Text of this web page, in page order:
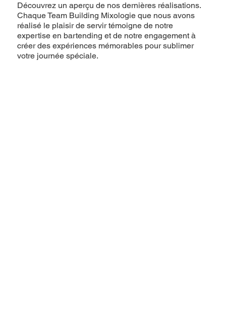
Découvrez un aperçu de nos dernières réalisations.
Chaque Team Building Mixologie que nous avons
réalisé le plaisir de servir témoigne de notre
expertise en bartending et de notre engagement à
créer des expériences mémorables pour sublimer
votre journée spéciale.